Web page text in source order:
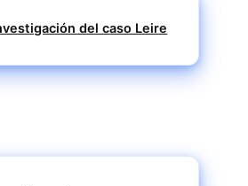
del caso Leire